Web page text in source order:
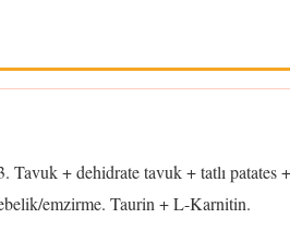
+ dehidrate tavuk + tatlı patates +
emzirme. Taurin + L-Karnitin.